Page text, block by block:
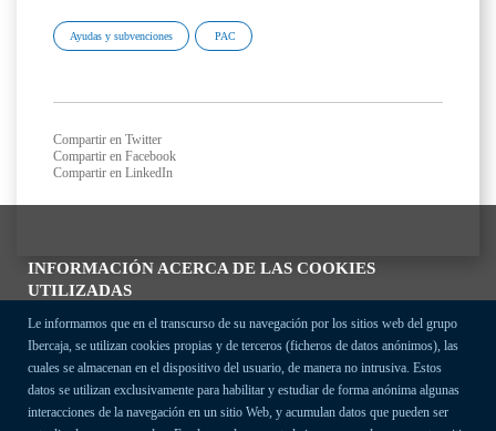
INFORMACIÓN ACERCA DE LAS COOKIES
UTILIZADAS
Le informamos que en el transcurso de su navegación por los sitios web del grupo
Ibercaja, se utilizan cookies propias y de terceros (ficheros de datos anónimos), las
cuales se almacenan en el dispositivo del usuario, de manera no intrusiva. Estos
datos se utilizan exclusivamente para habilitar y estudiar de forma anónima algunas
interacciones de la navegación en un sitio Web, y acumulan datos que pueden ser
Ayudas y subvenciones PAC
Compartir en Twitter
Compartir en Facebook
Compartir en LinkedIn